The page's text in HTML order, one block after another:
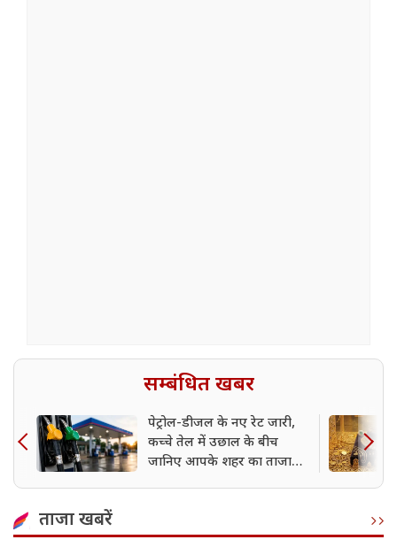
सम्बंधित खबर
पेट्रोल-डीजल के नए रेट जारी,
कच्चे तेल में उछाल के बीच
जानिए आपके शहर का ताजा
ताजा खबरें